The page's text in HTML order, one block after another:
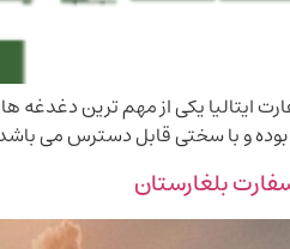
ایتالیا یکی از مهم ترین دغدغه
بوده و با سختی قابل دسترس می
بلغارستان